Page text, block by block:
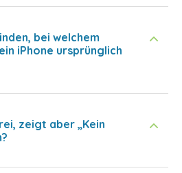
bei welchem
iPhone ursprünglich
zeigt aber „Kein